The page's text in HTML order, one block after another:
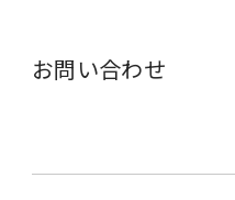
お問い合わせ